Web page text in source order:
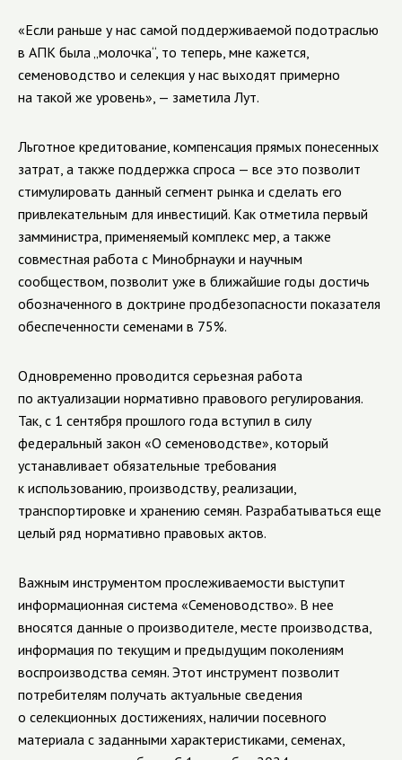
«Если раньше у нас самой поддерживаемой подотраслью
в АПК была „молочка“, то теперь, мне кажется,
семеноводство и селекция у нас выходят примерно
на такой же уровень», — заметила Лут.
Льготное кредитование, компенсация прямых понесенных
затрат, а также поддержка спроса — все это позволит
стимулировать данный сегмент рынка и сделать его
привлекательным для инвестиций. Как отметила первый
замминистра, применяемый комплекс мер, а также
совместная работа с Минобрнауки и научным
сообществом, позволит уже в ближайшие годы достичь
обозначенного в доктрине продбезопасности показателя
обеспеченности семенами в 75%.
Одновременно проводится серьезная работа
по актуализации нормативно правового регулирования.
Так, с 1 сентября прошлого года вступил в силу
федеральный закон «О семеноводстве», который
устанавливает обязательные требования
к использованию, производству, реализации,
транспортировке и хранению семян. Разрабатываться еще
целый ряд нормативно правовых актов.
Важным инструментом прослеживаемости выступит
информационная система «Семеноводство». В нее
вносятся данные о производителе, месте производства,
информация по текущим и предыдущим поколениям
воспроизводства семян. Этот инструмент позволит
потребителям получать актуальные сведения
о селекционных достижениях, наличии посевного
материала с заданными характеристиками, семенах,